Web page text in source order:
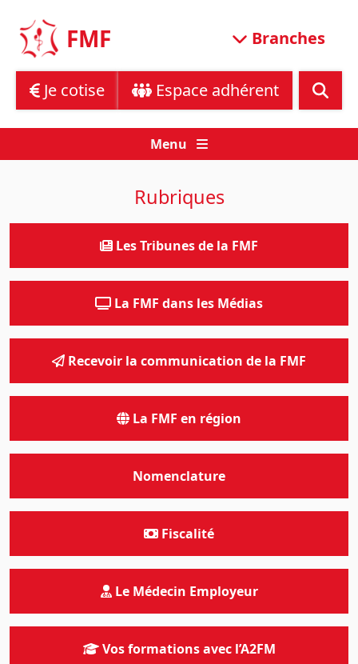
content
FMF Branches
Je cotise Espace adhérent
Menu
Rubriques
Les Tribunes de la FMF
La FMF dans les Médias
Recevoir la communication de la FMF
La FMF en région
Nomenclature
Fiscalité
Le Médecin Employeur
Vos formations avec l’A2FM